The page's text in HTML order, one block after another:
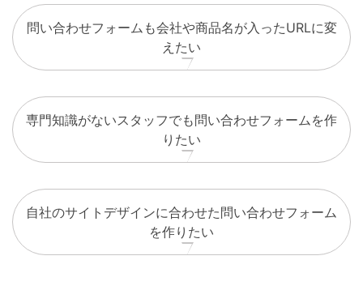
問い合わせフォームも会社や商品名が入ったURLに変
えたい
専門知識がないスタッフでも問い合わせフォームを作
りたい
自社のサイトデザインに合わせた問い合わせフォーム
を作りたい